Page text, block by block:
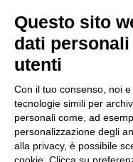
Amministrazione
Dichiarazione di
Seguici su:
Indirizzo:Via Gaetano
Centralino:0114053925
Posta elettronica certificata
Codice fiscale: 95641450010
Questo sito
dati
utenti
Con il tuo consenso, noi
tecnologie simili per
personali come, ad
personalizzazione degli
alla privacy, è possibile